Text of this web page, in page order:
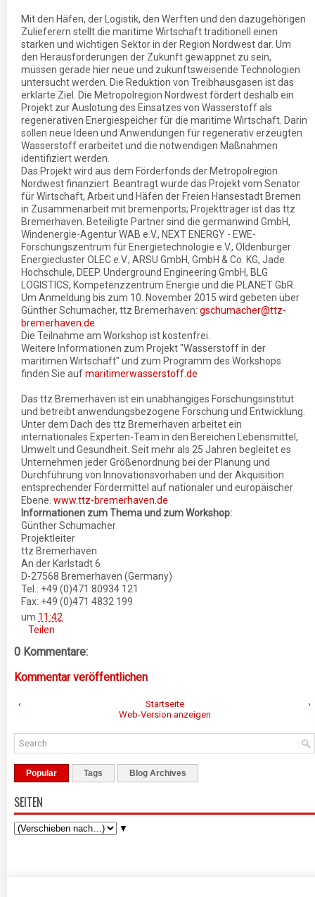
Mit den Häfen, der Logistik, den Werften und den dazugehörigen
Zulieferern stellt die maritime Wirtschaft traditionell einen
starken und wichtigen Sektor in der Region Nordwest dar. Um
den Herausforderungen der Zukunft gewappnet zu sein,
müssen gerade hier neue und zukunftsweisende Technologien
untersucht werden. Die Reduktion von Treibhausgasen ist das
erklärte Ziel. Die Metropolregion Nordwest fördert deshalb ein
Projekt zur Auslotung des Einsatzes von Wasserstoff als
regenerativen Energiespeicher für die maritime Wirtschaft. Darin
sollen neue Ideen und Anwendungen für regenerativ erzeugten
Wasserstoff erarbeitet und die notwendigen Maßnahmen
identifiziert werden.
Das Projekt wird aus dem Förderfonds der Metropolregion
Nordwest finanziert. Beantragt wurde das Projekt vom Senator
für Wirtschaft, Arbeit und Häfen der Freien Hansestadt Bremen
in Zusammenarbeit mit bremenports; Projektträger ist das ttz
Bremerhaven. Beteiligte Partner sind die germanwind GmbH,
Windenergie-Agentur WAB e.V., NEXT ENERGY - EWE-
Forschungszentrum für Energietechnologie e.V., Oldenburger
Energiecluster OLEC e.V., ARSU GmbH, GmbH & Co. KG, Jade
Hochschule, DEEP. Underground Engineering GmbH, BLG
LOGISTICS, Kompetenzzentrum Energie und die PLANET GbR.
Um Anmeldung bis zum 10. November 2015 wird gebeten über
Günther Schumacher, ttz Bremerhaven: gschumacher@ttz-
bremerhaven.de
Die Teilnahme am Workshop ist kostenfrei.
Weitere Informationen zum Projekt "Wasserstoff in der
maritimen Wirtschaft" und zum Programm des Workshops
finden Sie aufmaritimerwasserstoff.de
Das ttz Bremerhaven ist ein unabhängiges Forschungsinstitut
und betreibt anwendungsbezogene Forschung und Entwicklung.
Unter dem Dach des ttz Bremerhaven arbeitet ein
internationales Experten-Team in den Bereichen Lebensmittel,
Umwelt und Gesundheit. Seit mehr als 25 Jahren begleitet es
Unternehmen jeder Größenordnung bei der Planung und
Durchführung von Innovationsvorhaben und der Akquisition
entsprechender Fördermittel auf nationaler und europäischer
Ebene. www.ttz-bremerhaven.de
Informationen zum Thema und zum Workshop:
Günther Schumacher
Projektleiter
ttz Bremerhaven
An der Karlstadt 6
D-27568 Bremerhaven (Germany)
Tel.: +49 (0)471 80934 121
Fax: +49 (0)471 4832 199
um 11:42
Teilen
0 Kommentare:
Kommentar veröffentlichen
‹ ›
Startseite
Web-Version anzeigen
Popular Tags Blog Archives
SEITEN
▼